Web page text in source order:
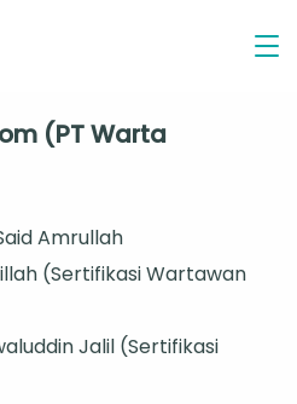
(PT Warta
Amrullah
(Sertifikasi Wartawan
Jalil (Sertifikasi